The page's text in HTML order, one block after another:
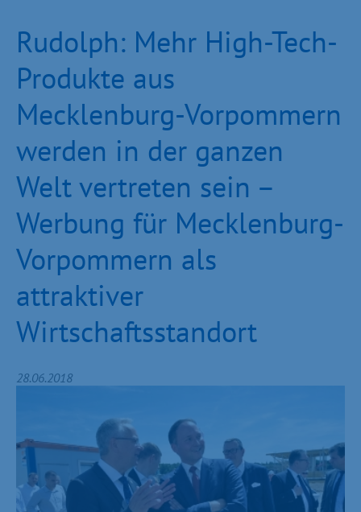
Rudolph: Mehr High-Tech-
Produkte aus
Mecklenburg-Vorpommern
werden in der ganzen
Welt vertreten sein –
Werbung für Mecklenburg-
Vorpommern als
attraktiver
Wirtschaftsstandort
28.06.2018